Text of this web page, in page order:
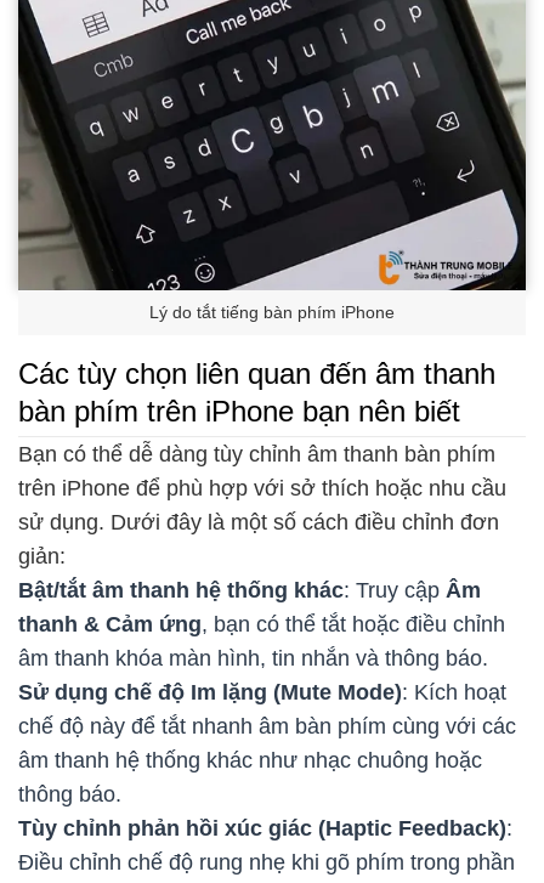
Lý do tắt tiếng bàn phím iPhone
Các tùy chọn liên quan đến âm thanh
bàn phím trên iPhone bạn nên biết
Bạn có thể dễ dàng tùy chỉnh âm thanh bàn phím
trên iPhone để phù hợp với sở thích hoặc nhu cầu
sử dụng. Dưới đây là một số cách điều chỉnh đơn
giản:
Bật/tắt âm thanh hệ thống khác: Truy cập Âm
thanh & Cảm ứng, bạn có thể tắt hoặc điều chỉnh
âm thanh khóa màn hình, tin nhắn và thông báo.
Sử dụng chế độ Im lặng (Mute Mode): Kích hoạt
chế độ này để tắt nhanh âm bàn phím cùng với các
âm thanh hệ thống khác như nhạc chuông hoặc
thông báo.
Tùy chỉnh phản hồi xúc giác (Haptic Feedback):
Điều chỉnh chế độ rung nhẹ khi gõ phím trong phần